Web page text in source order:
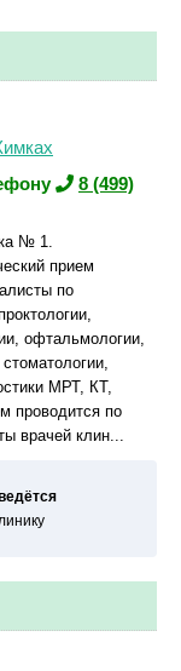
8 (499)
№ 1.
прием
по
офтальмологии,
МРТ, КТ,
проводится по
врачей клин...